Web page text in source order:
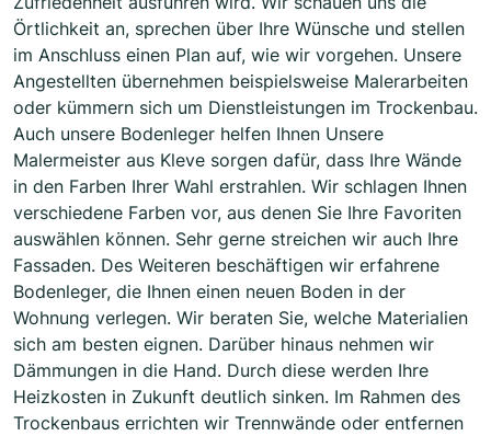
Örtlichkeit an, sprechen über Ihre Wünsche und stellen
im Anschluss einen Plan auf, wie wir vorgehen. Unsere
Angestellten übernehmen beispielsweise Malerarbeiten
oder kümmern sich um Dienstleistungen im Trockenbau.
Auch unsere Bodenleger helfen Ihnen Unsere
Malermeister aus Kleve sorgen dafür, dass Ihre Wände
in den Farben Ihrer Wahl erstrahlen. Wir schlagen Ihnen
verschiedene Farben vor, aus denen Sie Ihre Favoriten
auswählen können. Sehr gerne streichen wir auch Ihre
Fassaden. Des Weiteren beschäftigen wir erfahrene
Bodenleger, die Ihnen einen neuen Boden in der
Wohnung verlegen. Wir beraten Sie, welche Materialien
sich am besten eignen. Darüber hinaus nehmen wir
Dämmungen in die Hand. Durch diese werden Ihre
Heizkosten in Zukunft deutlich sinken. Im Rahmen des
Trockenbaus errichten wir Trennwände oder entfernen